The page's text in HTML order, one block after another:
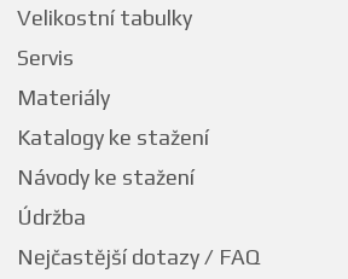
Velikostní tabulky
Servis
Materiály
Katalogy ke stažení
Návody ke stažení
Údržba
Nejčastější dotazy / FAQ